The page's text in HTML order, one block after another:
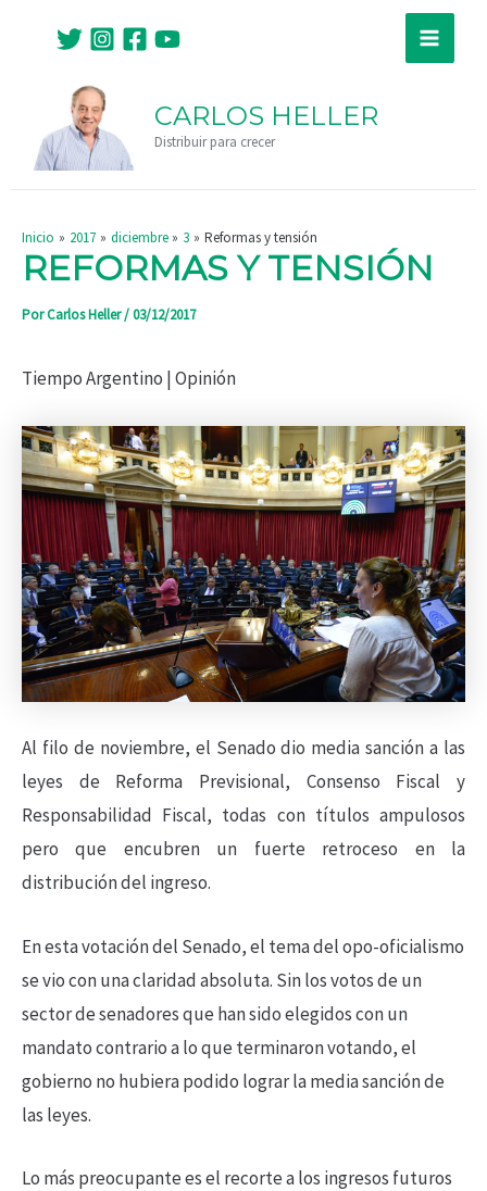
contenido
Main
CARLOS HELLER
Distribuir para crecer
Inicio 2017 diciembre 3 Reformas y tensión
REFORMAS Y TENSIÓN
PorCarlos Heller/03/12/2017
Tiempo Argentino | Opinión
Al filo de noviembre, el Senado dio media sanción a las
leyes de Reforma Previsional, Consenso Fiscal y
Responsabilidad Fiscal, todas con títulos ampulosos
pero que encubren un fuerte retroceso en la
distribución del ingreso.
En esta votación del Senado, el tema del opo-oficialismo
se vio con una claridad absoluta. Sin los votos de un
sector de senadores que han sido elegidos con un
mandato contrario a lo que terminaron votando, el
gobierno no hubiera podido lograr la media sanción de
las leyes.
Lo más preocupante es el recorte a los ingresos futuros
entradas